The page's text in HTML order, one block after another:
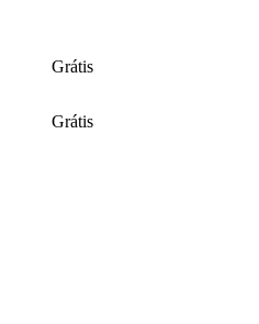
Grátis
Grátis